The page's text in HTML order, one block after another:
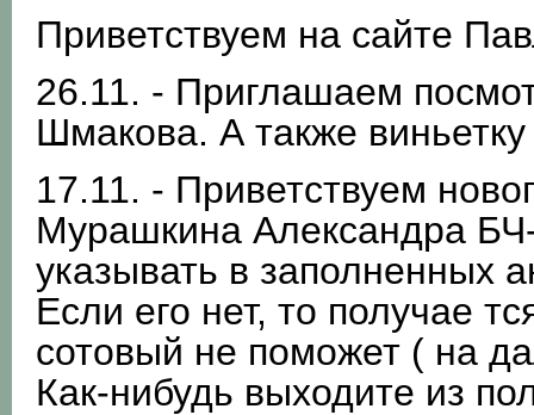
Приветствуем на сайте
26.11. - Приглашаем
Шмакова. А также
17.11. - Приветствуем
Мурашкина Александра
указывать в заполненных
Если его нет, то получае
сотовый не поможет ( на
Как-нибудь выходите из